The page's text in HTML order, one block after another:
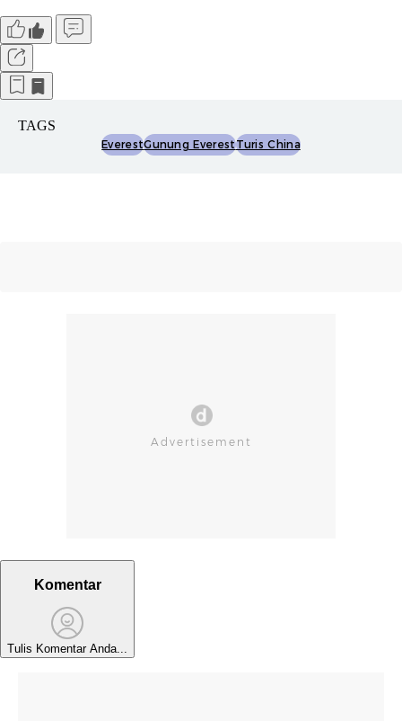
TAGS
EverestGunung EverestTuris China
Komentar
Tulis Komentar Anda...